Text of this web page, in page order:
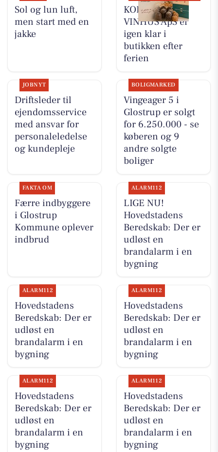
Sol og lun luft,
men start med en
jakke
KOKKENS
VINHUS ApS er
igen klar i
butikken efter
ferien
JOBNYT
Driftsleder til
ejendomsservice
med ansvar for
personaleledelse
og kundepleje
BOLIGMARKED
Vingeager 5 i
Glostrup er solgt
for 6.250.000 - se
køberen og 9
andre solgte
boliger
FAKTA OM
Færre indbyggere
i Glostrup
Kommune oplever
indbrud
ALARM112
LIGE NU!
Hovedstadens
Beredskab: Der er
udløst en
brandalarm i en
bygning
ALARM112
Hovedstadens
Beredskab: Der er
udløst en
brandalarm i en
bygning
ALARM112
Hovedstadens
Beredskab: Der er
udløst en
brandalarm i en
bygning
ALARM112
Hovedstadens
Beredskab: Der er
udløst en
brandalarm i en
bygning
ALARM112
Hovedstadens
Beredskab: Der er
udløst en
brandalarm i en
bygning